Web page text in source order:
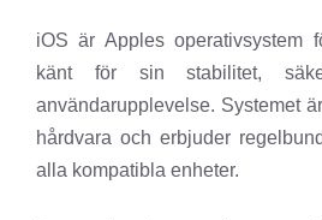
iOS är Apples operativsystem
känt för sin stabilitet,
användarupplevelse. Systemet
hårdvara och erbjuder
alla kompatibla enheter.